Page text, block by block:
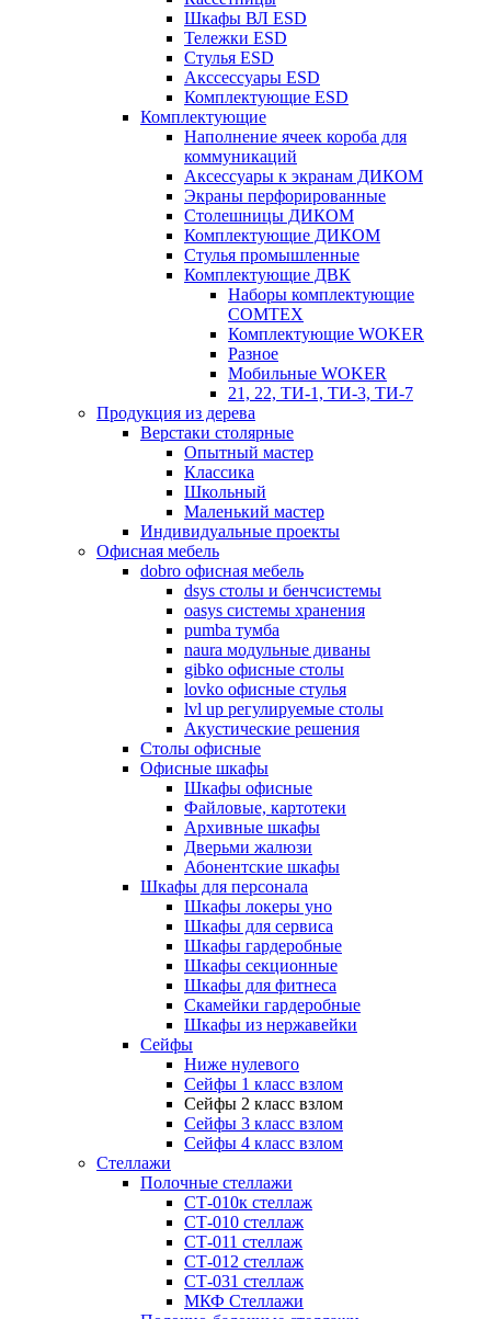
Шкафы ВЛ ESD
Тележки ESD
Стулья ESD
Акссессуары ESD
Комплектующие ESD
Комплектующие
Наполнение ячеек короба для
коммуникаций
Аксессуары к экранам ДИКОМ
Экраны перфорированные
Cтолешницы ДИКОМ
Комплектующие ДИКОМ
Стулья промышленные
Комплектующие ДВК
Наборы комплектующие
COMTEX
Комплектующие WOKER
Разное
Мобильные WOKER
21, 22, ТИ-1, ТИ-3, ТИ-7
Продукция из дерева
Верстаки столярные
Опытный мастер
Классика
Школьный
Маленький мастер
Индивидуальные проекты
Офисная мебель
dobro офисная мебель
dsys столы и бенчсистемы
oasys системы хранения
pumba тумба
naura модульные диваны
gibko офисные столы
lovko офисные стулья
lvl up регулируемые столы
Акустические решения
Столы офисные
Офисные шкафы
Шкафы офисные
Файловые, картотеки
Архивные шкафы
Дверьми жалюзи
Абонентские шкафы
Шкафы для персонала
Шкафы локеры уно
Шкафы для сервиса
Шкафы гардеробные
Шкафы секционные
Шкафы для фитнеса
Скамейки гардеробные
Шкафы из нержавейки
Сейфы
Ниже нулевого
Сейфы 1 класс взлом
Сейфы 2 класс взлом
Сейфы 3 класс взлом
Сейфы 4 класс взлом
Стеллажи
Полочные стеллажи
СТ-010к стеллаж
СТ-010 стеллаж
СТ-011 стеллаж
СТ-012 стеллаж
СТ-031 стеллаж
МКФ Стеллажи